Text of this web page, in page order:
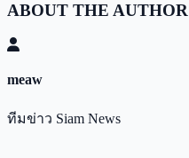
ABOUT THE AUTHOR
meaw
ทีมข่าว Siam News